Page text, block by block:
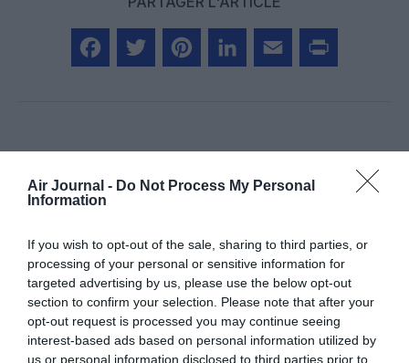
Air Journal - Do Not Process My Personal
Information
If you wish to opt-out of the sale, sharing to third parties, or
processing of your personal or sensitive information for
targeted advertising by us, please use the below opt-out
section to confirm your selection. Please note that after your
opt-out request is processed you may continue seeing
interest-based ads based on personal information utilized by
us or personal information disclosed to third parties prior to
FAIRE UN DON
Appel aux lecteurs !